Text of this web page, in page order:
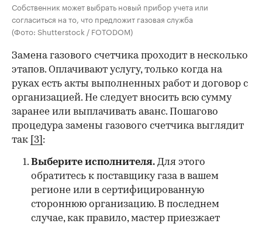
Собственник может выбрать новый прибор учета или
согласиться на то, что предложит газовая служба
(Фото: Shutterstock / FOTODOM)
Замена газового счетчика проходит в несколько
этапов. Оплачивают услугу, только когда на
руках есть акты выполненных работ и договор с
организацией. Не следует вносить всю сумму
заранее или выплачивать аванс. Пошагово
процедура замены газового счетчика выглядит
так
[3] :
Выберите исполнителя. Для этого
обратитесь к поставщику газа в вашем
регионе или в сертифицированную
стороннюю организацию. В последнем
случае, как правило, мастер приезжает